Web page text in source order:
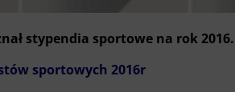
stypendia sportowe na rok 2016.
sportowych 2016r